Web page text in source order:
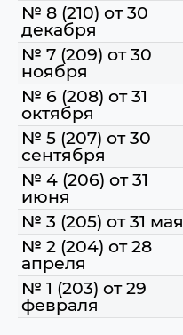
№ 8 (210) от 30
декабря
№ 7 (209) от 30
ноября
№ 6 (208) от 31
октября
№ 5 (207) от 30
сентября
№ 4 (206) от 31
июня
№ 3 (205) от 31 мая
№ 2 (204) от 28
апреля
№ 1 (203) от 29
февраля